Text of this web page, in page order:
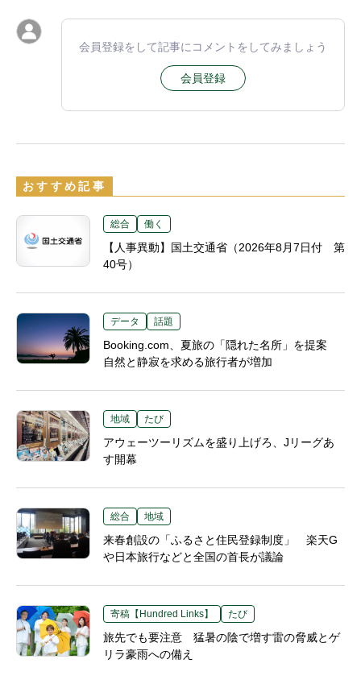
会員登録をして記事にコメントをしてみましょう
会員登録
おすすめ記事
総合 働く
【人事異動】国土交通省（2026年8月7日付 第
40号）
データ 話題
Booking.com、夏旅の「隠れた名所」を提案
自然と静寂を求める旅行者が増加
地域 たび
アウェーツーリズムを盛り上げろ、Jリーグあ
す開幕
総合 地域
来春創設の「ふるさと住民登録制度」 楽天G
や日本旅行などと全国の首長が議論
寄稿【Hundred Links】 たび
旅先でも要注意 猛暑の陰で増す雷の脅威とゲ
リラ豪雨への備え